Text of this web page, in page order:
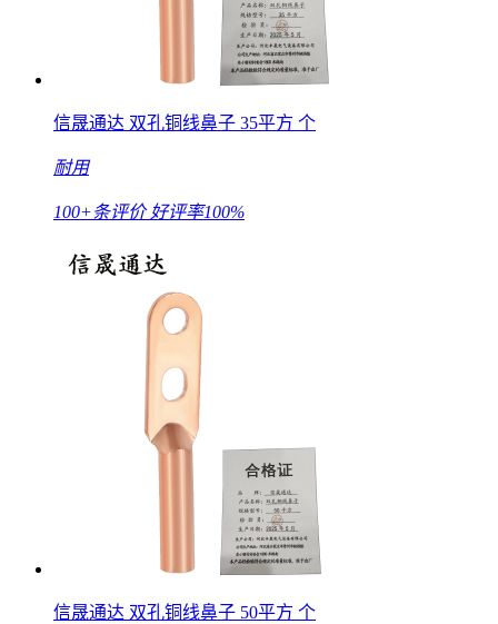
信晟通达 双孔铜线鼻子 35平方 个
耐用
100+条评价 好评率100%
信晟通达 双孔铜线鼻子 50平方 个